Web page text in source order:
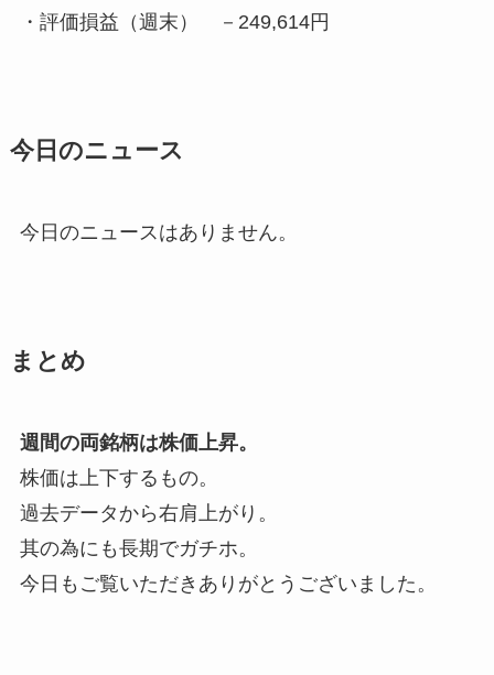
・ 評価損益（週末） －249,614円
今日のニュース
今日のニュースはありません。
まとめ
週間の両銘柄は株価上昇。
株価は上下するもの。
過去データから右肩上がり。
其の為にも長期でガチホ。
今日もご覧いただきありがとうございました。